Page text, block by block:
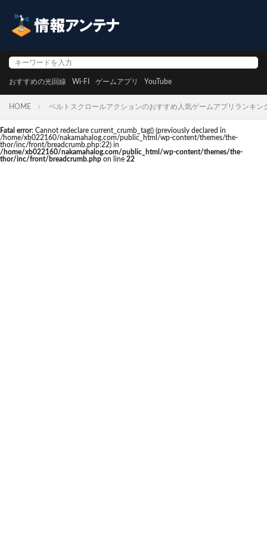
おすすめの光回線 Wi-FI ゲームアプリ YouTube
HOME ベルトスクロールアクションのおすすめ人気ゲームアプリランキン
Fatal error: Cannot redeclare current_crumb_tag() (previously declared in
/home/xb022160/nakamahalog.com/public_html/wp-content/themes/the-
thor/inc/front/breadcrumb.php:22) in
/home/xb022160/nakamahalog.com/public_html/wp-content/themes/the-
thor/inc/front/breadcrumb.php on line 22